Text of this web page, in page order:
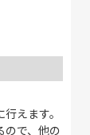
えます。
ので、他の